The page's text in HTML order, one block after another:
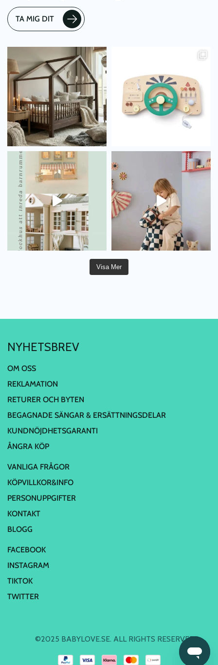
TA MIG DIT
Visa Mer
NYHETSBREV
OM OSS
REKLAMATION
RETURER OCH BYTEN
BEGAGNADE SÄNGAR & ERSÄTTNINGSDELAR
KUNDNÖJDHETSGARANTI
ÅNGRA KÖP
VANLIGA FRÅGOR
KÖPVILLKOR&INFO
PERSONUPPGIFTER
KONTAKT
BLOGG
FACEBOOK
INSTAGRAM
TIKTOK
TWITTER
©2025 BABYLOVE.SE. ALL RIGHTS RESERVED